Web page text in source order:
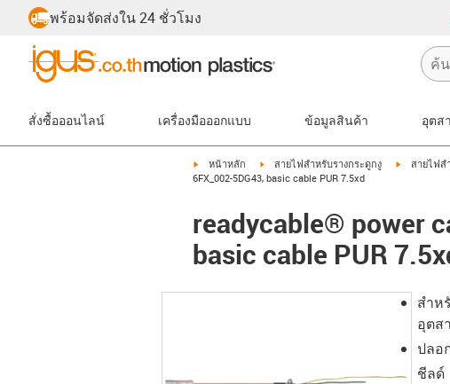
พร้อมจัดส่งใน 24 ชั่วโมง
สั่งซื้อออนไลน์ เครื่องมือออกแบบ ข้อมูลสินค้า อุตส
igus-icon-arrow-right
หน้าหลัก igus-icon-arrow-right
สายไฟสำหรับรางกระดูกงู igus-icon-
สายไฟส
6FX_002-5DG43, basic cable PUR 7.5xd
readycable® power
basic cable PUR
สำห
อุตส
ปลอ
ชีลด์